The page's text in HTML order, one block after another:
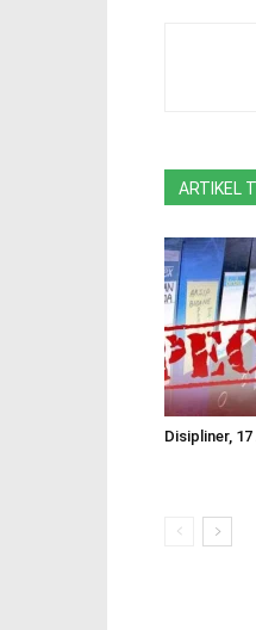
ARTIKEL
Disipliner,